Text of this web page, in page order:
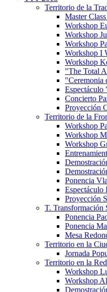
Territorio de la
Master
Workshop
Workshop
Workshop
Workshop I
Workshop
"The Total
"Ceremonia
Concierto
Proyección
Territorio de la
Workshop
Workshop
Workshop
Ponencia
Espectáculo
Proyección
T. Transformación
Ponencia
Ponencia
Mesa
Territorio en la
Jornada
Territorio en la Red
Workshop
Workshop